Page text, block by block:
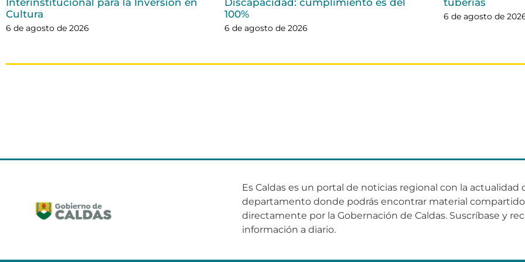
Cultura
6 de agosto de 2026
100%
6 de agosto de 2026
6 de agosto de
Es Caldas es un portal de noticias regional con la actualidad
departamento donde podrás encontrar material compartido
directamente por la Gobernación de Caldas. Suscríbase y
información a diario.